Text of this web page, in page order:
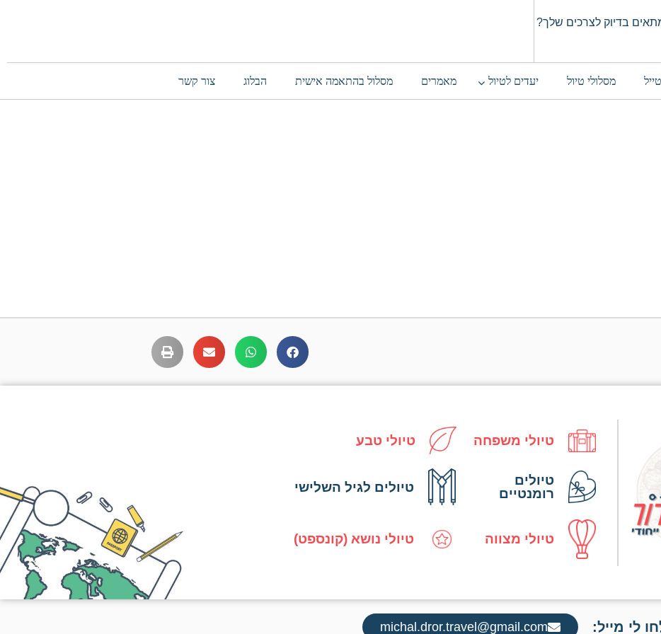
בדיוק לצרכים שלך?
מסלולי טיול יעדים לטיול מאמרים מסלול בהתאמה אישית הבלוג צור קשר
טיולי משפחה טיולי טבע
טיולים
רומנטיים
טיולים לגיל השלישי
טיולי מצווה טיולי נושא (קונספט)
לי מייל: michal.dror.travel@gmail.com